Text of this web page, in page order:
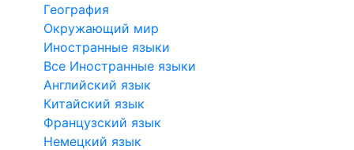
География
Окружающий мир
Иностранные языки
Все Иностранные языки
Английский язык
Китайский язык
Французский язык
Немецкий язык